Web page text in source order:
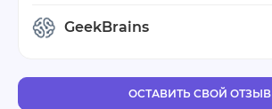
GeekBrains
ОСТАВИТЬ СВОЙ ОТЗЫВ